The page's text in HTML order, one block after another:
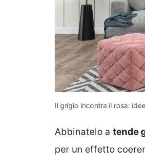
Il grigio incontra il rosa:
Abbinatelo a tende
per un effetto